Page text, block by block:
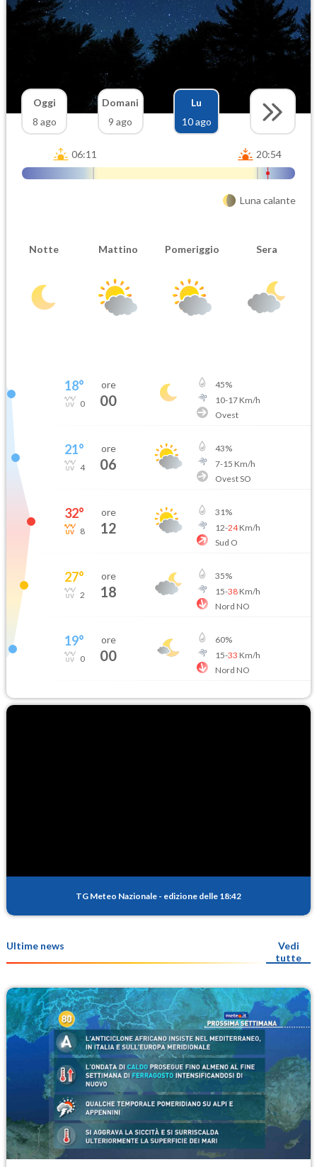
Oggi
8 ago
Domani
9 ago
Lu
10 ago
06:11 20:54
Luna calante
Notte Mattino Pomeriggio Sera
18°
0
ore
00
45%
10-17Km/h
Ovest
21°
4
ore
06
43%
7-15 Km/h
Ovest SO
32°
8
ore
12
31%
12-24Km/h
Sud O
27°
2
ore
18
35%
15-38Km/h
Nord NO
19°
0
ore
00
60%
15-33 Km/h
Nord NO
TG Meteo Nazionale - edizione delle 18:42
Ultime news
Vedi
tutte